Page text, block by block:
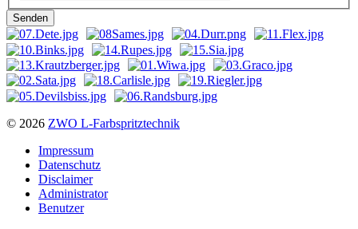
Senden
© 2026 ZWO L-Farbspritztechnik
Impressum
Datenschutz
Disclaimer
Administrator
Benutzer